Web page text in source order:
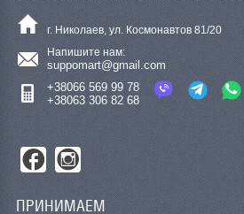
г. Николаев, ул. Космонавтов 81/20
Напишите нам:
suppomart@gmail.com
+38066 569 99 78
+38063 306 82 68
ПРИНИМАЕМ